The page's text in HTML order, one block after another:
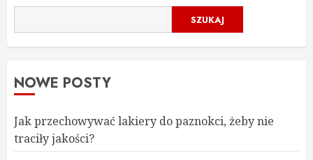
SZUKAJ
NOWE POSTY
Jak przechowywać lakiery do paznokci, żeby nie
traciły jakości?